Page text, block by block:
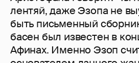
лентяй, даже Эзопа не
быть письменный
басен был известен в
Афинах. Именно Эзоп